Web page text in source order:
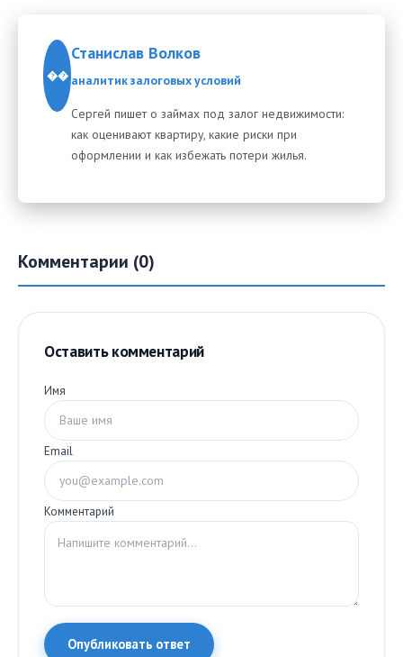
��
Станислав Волков
аналитик залоговых условий
Сергей пишет о займах под залог недвижимости:
как оценивают квартиру, какие риски при
оформлении и как избежать потери жилья.
Комментарии (0)
Оставить комментарий
Имя
Email
Комментарий
Опубликовать ответ